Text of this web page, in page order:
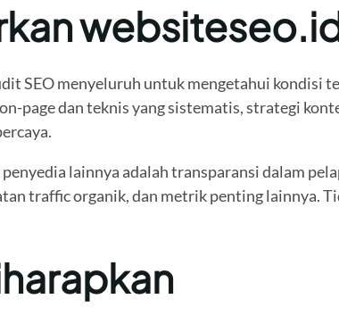
SEO menyeluruh untuk mengetahui
page dan teknis yang sistematis, strategi
lainnya adalah transparansi dalam
traffic organik, dan metrik penting lainnya.